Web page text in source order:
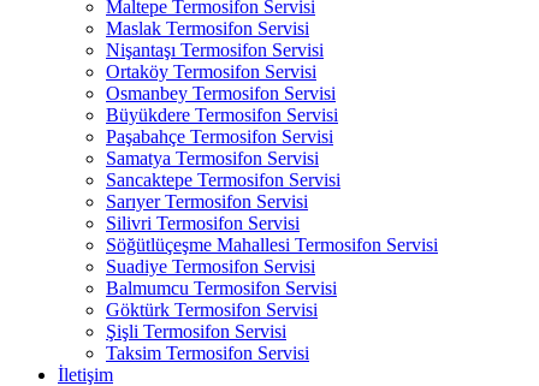
Maltepe Termosifon Servisi
Maslak Termosifon Servisi
Nişantaşı Termosifon Servisi
Ortaköy Termosifon Servisi
Osmanbey Termosifon Servisi
Büyükdere Termosifon Servisi
Paşabahçe Termosifon Servisi
Samatya Termosifon Servisi
Sancaktepe Termosifon Servisi
Sarıyer Termosifon Servisi
Silivri Termosifon Servisi
Söğütlüçeşme Mahallesi Termosifon Servisi
Suadiye Termosifon Servisi
Balmumcu Termosifon Servisi
Göktürk Termosifon Servisi
Şişli Termosifon Servisi
Taksim Termosifon Servisi
İletişim